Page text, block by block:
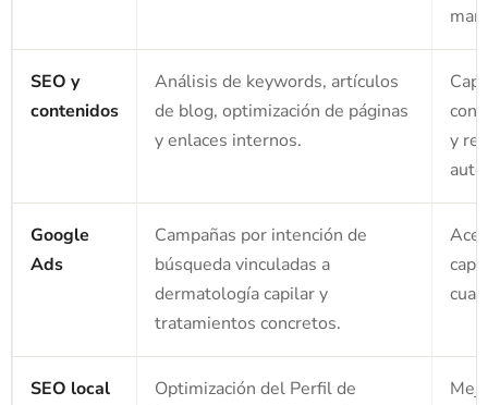
SEO y
contenidos
Análisis de keywords, artículos
de blog, optimización de páginas
y enlaces internos.
con
y
Google
Ads
Campañas por intención de
búsqueda vinculadas a
dermatología capilar y
tratamientos concretos.
SEO local
Optimización del Perfil de